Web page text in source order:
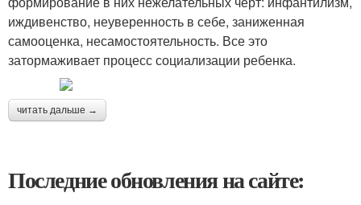
иждивенство, неуверенность в себе, заниженная
самооценка, несамостоятельность. Все это
затормаживает процесс социализации ребенка.
читать дальше →
Последние обновления на сайте: